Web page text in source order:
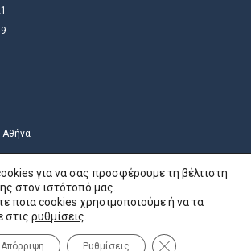
Αθήνα
All rights Reserved. Design byCOSMOTE New Site4U
Προστασία Προσωπικών Δεδομένων
για να σας προσφέρουμε τη βέλτιστη
στον ιστότοπό μας.
ποια cookies χρησιμοποιούμε ή να τα
στις ρυθμίσεις
Απόρριψη Ρυθμίσεις Κλείσιμο του